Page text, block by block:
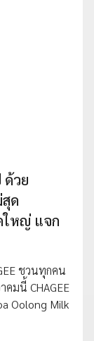
ด้วย
ด
หญ่ แจก
ชวนทุกคน
มนี้ CHAGEE
Oolong Milk